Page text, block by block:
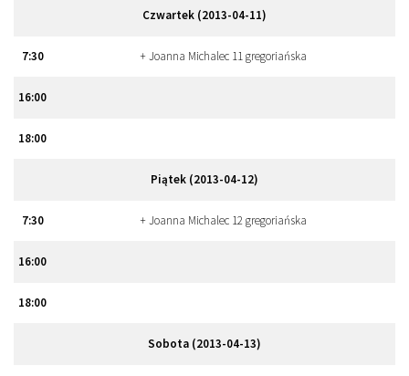
Czwartek (2013-04-11)
7:30 + Joanna Michalec 11 gregoriańska
16:00
18:00
Piątek (2013-04-12)
7:30 + Joanna Michalec 12 gregoriańska
16:00
18:00
Sobota (2013-04-13)